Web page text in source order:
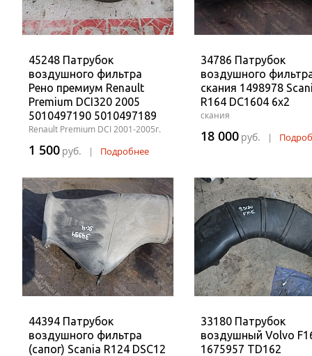
45248 Патрубок
воздушного фильтра
Рено премиум Renault
Premium DCI320 2005
5010497190 5010497189
Renault Premium DCI 2001-2005г.
1 500 руб. | Подробнее
34786 Патрубок
воздушного
скания 1498978
R164 DC1604 6x2
скания
18 000 руб. |
44394 Патрубок
воздушного фильтра
(сапог) Scania R124 DSC12
33180 Патрубок
воздушный Volvo
1675957 TD162